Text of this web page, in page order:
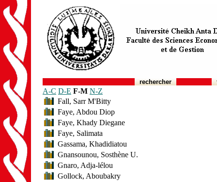
rechercher
A-C D-E F-M N-Z
Fall, Sarr M'Bitty
Faye, Abdou Diop
Faye, Khady Diegane
Faye, Salimata
Gassama, Khadidiatou
Gnansounou, Sosthène U.
Gnaro, Adja-lélou
Gollock, Aboubakry